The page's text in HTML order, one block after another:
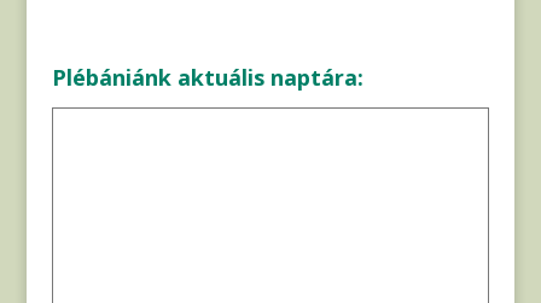
Plébániánk aktuális naptára: